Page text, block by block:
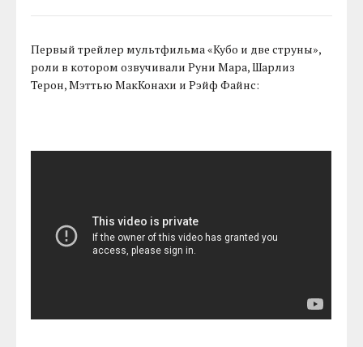
Первый трейлер мультфильма «Кубо и две струны»,
роли в котором озвучивали Руни Мара, Шарлиз
Терон, Мэттью МакКонахи и Рэйф Файнс: